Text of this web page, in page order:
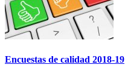
Encuestas de calidad 2018-19